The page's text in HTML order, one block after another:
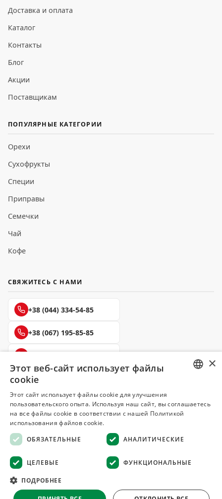
Доставка и оплата
Каталог
Контакты
Блог
Акции
Поставщикам
ПОПУЛЯРНЫЕ КАТЕГОРИИ
Орехи
Сухофрукты
Специи
Приправы
Семечки
Чай
Кофе
СВЯЖИТЕСЬ С НАМИ
+38 (044) 334-54-85
+38 (067) 195-85-85
Делюкс
СПЕЦИИ И ПРЯНОСТИ
© 2008–2026 Магазин специй и пряностей Делюкс, Киев
Все материалы на сайте защищены авторским правом
Оферта
Конфиденциальность
Отказ от ответственности
UKRAINIAN
×
Этот веб-сайт использует файлы
cookie
Этот сайт использует файлы cookie для улучшения
пользовательского опыта. Используя наш сайт, вы соглашаетесь
на все файлы cookie в соответствии с нашей Политикой
использования файлов cookie.
ОБЯЗАТЕЛЬНЫЕ
АНАЛИТИЧЕСКИЕ
ЦЕЛЕВЫЕ ФУНКЦИОНАЛЬНЫЕ
ПОДРОБНЕЕ